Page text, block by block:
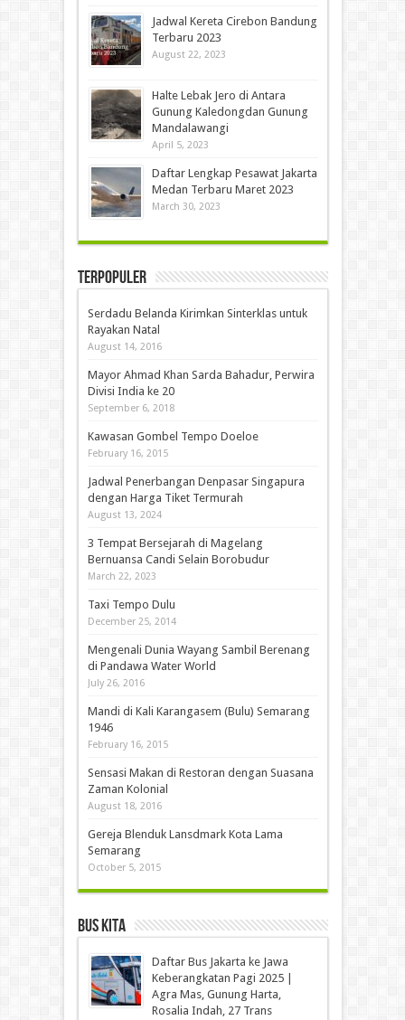
Jadwal Kereta Cirebon Bandung
Terbaru 2023
August 22, 2023
Halte Lebak Jero di Antara
Gunung Kaledongdan Gunung
Mandalawangi
April 5, 2023
Daftar Lengkap Pesawat Jakarta
Medan Terbaru Maret 2023
March 30, 2023
Terpopuler
Serdadu Belanda Kirimkan Sinterklas untuk
Rayakan Natal
August 14, 2016
Mayor Ahmad Khan Sarda Bahadur, Perwira
Divisi India ke 20
September 6, 2018
Kawasan Gombel Tempo Doeloe
February 16, 2015
Jadwal Penerbangan Denpasar Singapura
dengan Harga Tiket Termurah
August 13, 2024
3 Tempat Bersejarah di Magelang
Bernuansa Candi Selain Borobudur
March 22, 2023
Taxi Tempo Dulu
December 25, 2014
Mengenali Dunia Wayang Sambil Berenang
di Pandawa Water World
July 26, 2016
Mandi di Kali Karangasem (Bulu) Semarang
1946
February 16, 2015
Sensasi Makan di Restoran dengan Suasana
Zaman Kolonial
August 18, 2016
Gereja Blenduk Lansdmark Kota Lama
Semarang
October 5, 2015
Bus Kita
Daftar Bus Jakarta ke Jawa
Keberangkatan Pagi 2025 |
Agra Mas, Gunung Harta,
Rosalia Indah, 27 Trans